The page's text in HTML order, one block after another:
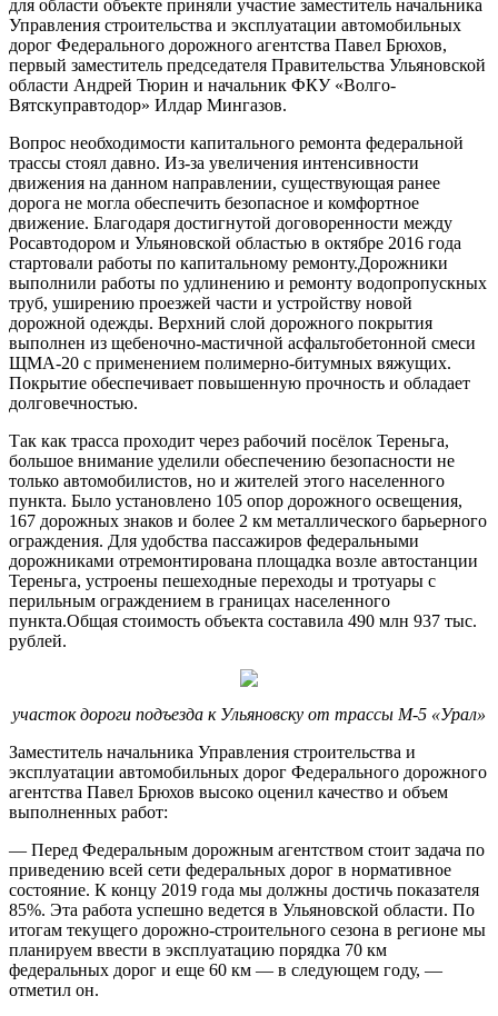
для области объекте приняли участие заместитель начальника
Управления строительства и эксплуатации автомобильных
дорог Федерального дорожного агентства Павел Брюхов,
первый заместитель председателя Правительства Ульяновской
области Андрей Тюрин и начальник ФКУ «Волго-
Вятскуправтодор» Илдар Мингазов.
Вопрос необходимости капитального ремонта федеральной
трассы стоял давно. Из-за увеличения интенсивности
движения на данном направлении, существующая ранее
дорога не могла обеспечить безопасное и комфортное
движение. Благодаря достигнутой договоренности между
Росавтодором и Ульяновской областью в октябре 2016 года
стартовали работы по капитальному ремонту.Дорожники
выполнили работы по удлинению и ремонту водопропускных
труб, уширению проезжей части и устройству новой
дорожной одежды. Верхний слой дорожного покрытия
выполнен из щебеночно-мастичной асфальтобетонной смеси
ЩМА-20 с применением полимерно-битумных вяжущих.
Покрытие обеспечивает повышенную прочность и обладает
долговечностью.
Так как трасса проходит через рабочий посёлок Тереньга,
большое внимание уделили обеспечению безопасности не
только автомобилистов, но и жителей этого населенного
пункта. Было установлено 105 опор дорожного освещения,
167 дорожных знаков и более 2 км металлического барьерного
ограждения. Для удобства пассажиров федеральными
дорожниками отремонтирована площадка возле автостанции
Тереньга, устроены пешеходные переходы и тротуары с
перильным ограждением в границах населенного
пункта.Общая стоимость объекта составила 490 млн 937 тыс.
рублей.
участок дороги подъезда к Ульяновску от трассы М-5 «Урал»
Заместитель начальника Управления строительства и
эксплуатации автомобильных дорог Федерального дорожного
агентства Павел Брюхов высоко оценил качество и объем
выполненных работ:
— Перед Федеральным дорожным агентством стоит задача по
приведению всей сети федеральных дорог в нормативное
состояние. К концу 2019 года мы должны достичь показателя
85%. Эта работа успешно ведется в Ульяновской области. По
итогам текущего дорожно-строительного сезона в регионе мы
планируем ввести в эксплуатацию порядка 70 км
федеральных дорог и еще 60 км — в следующем году, —
отметил он.